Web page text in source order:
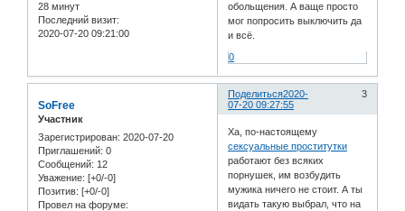
28 минут
Последний визит:
2020-07-20 09:21:00
обольщения. А ваще просто
мог попросить выключить да
и всё.
0
Поделиться 3
2020-
07-20 09:27:55
SoFree
Участник
Зарегистрирован: 2020-07-20
Приглашений: 0
Сообщений: 12
Уважение: [+0/-0]
Позитив: [+0/-0]
Провел на форуме:
Ха, по-настоящему
сексуальные проститутки
работают без всяких
порнушек, им возбудить
мужика ничего не стоит. А ты
видать такую выбрал, что на